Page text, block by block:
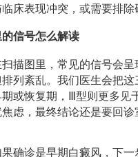
床表现冲突，或需要排除
信号怎么解读
扫描图里，常见的信号会
列紊乱。我们医生会把
或恢复期，Ⅲ型则更多见
虑，最终结论还是要回诊
果确诊是早期白癜风，下